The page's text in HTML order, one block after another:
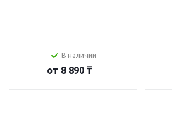
В наличии
от 8 890 ₸